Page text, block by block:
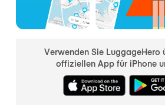
Verwenden Sie LuggageHero
offiziellen App für iPhone